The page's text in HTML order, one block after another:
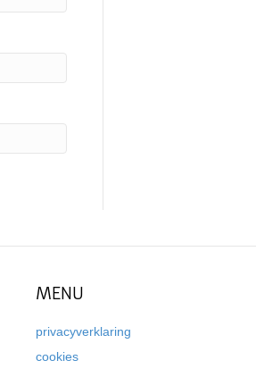
MENU
privacyverklaring
cookies